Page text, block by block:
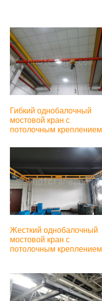
Гибкий однобалочный
мостовой кран с
потолочным креплением
Жесткий однобалочный
мостовой кран с
потолочным креплением